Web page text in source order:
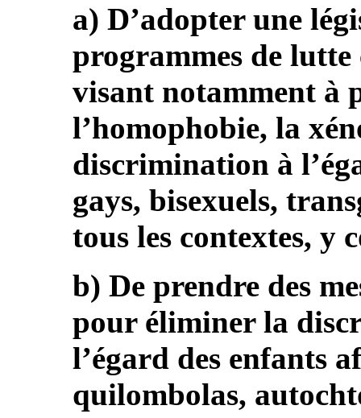
a) D’adopter une
programmes de
visant notamment à
l’homophobie, la
discrimination à
gays, bisexuels,
tous les contextes, y
b) De prendre des
pour éliminer la
l’égard des enfants
quilombolas,